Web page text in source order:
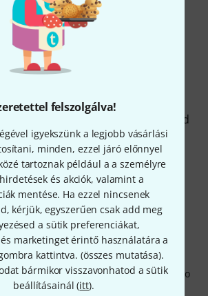
felszolgálva!
igyekszünk a legjobb vásárlási
minden, ezzel járó előnnyel
tartoznak például a a személyre
és akciók, valamint a
mentése. Ha ezzel nincsenek
kérjük, egyszerűen csak add meg
a sütik preferenciákat,
marketinget érintő használatára a
kattintva. (összes mutatása).
bármikor visszavonhatod a sütik
beállításainál (itt).
great but the storage case is awkward
DenisNT 30.03.2026
and have just completed a show
with how they performed but
putting them back in the case for
slow with the tubes likely to get
and patience to settle each tube into
any strain or damage.